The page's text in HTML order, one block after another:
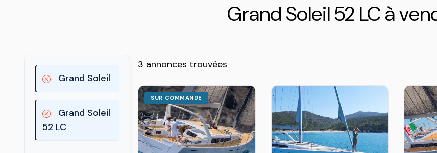
Grand Soleil 52 LC à
Grand Soleil
Grand Soleil
52 LC
3 annonces trouvées
SUR COMMANDE